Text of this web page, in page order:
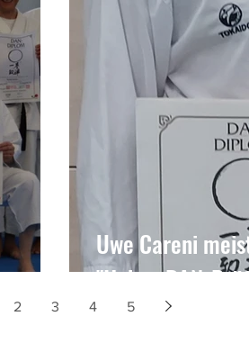
Uwe Careni
"Hohen DAN-
2 3 4 5